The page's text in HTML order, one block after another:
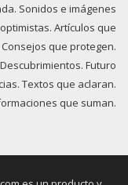
Sonidos e imágenes
Artículos que
que protegen.
Futuro
Textos que aclaran.
que suman.